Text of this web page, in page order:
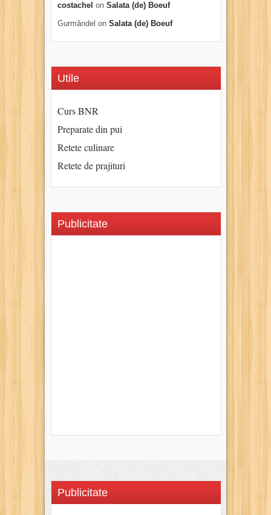
costachel on Salata (de) Boeuf
Gurmăndel on Salata (de) Boeuf
Utile
Curs BNR
Preparate din pui
Retete culinare
Retete de prajituri
Publicitate
Publicitate